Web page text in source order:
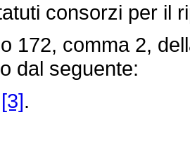
consorzi per il
172, comma 2,
dal seguente:
[3].